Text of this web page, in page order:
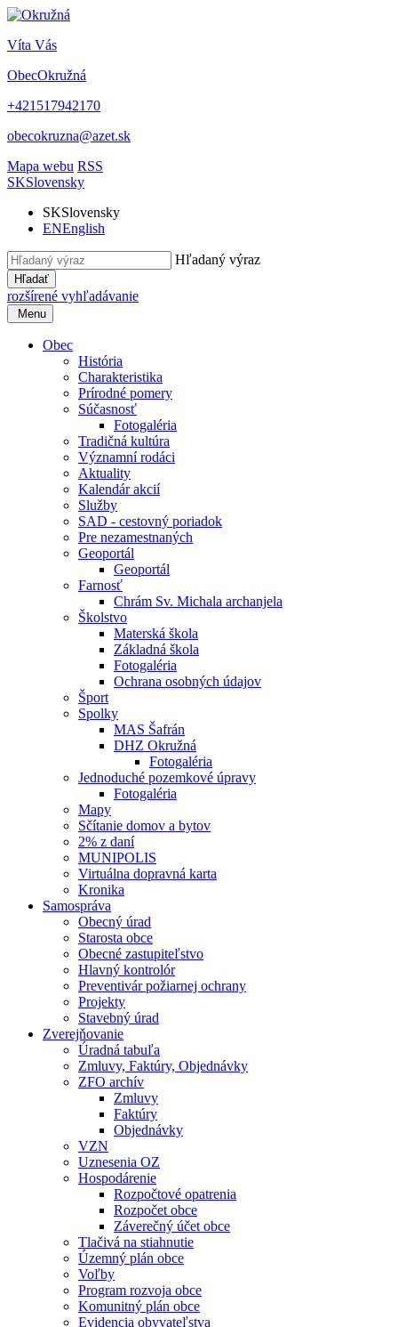
Víta Vás
ObecOkružná
+421517942170
obecokruzna@azet.sk
Mapa webu RSS
SKSlovensky
SKSlovensky
ENEnglish
Hľadaný výraz
Hľadať
rozšírené vyhľadávanie
Menu
Obec
História
Charakteristika
Prírodné pomery
Súčasnosť
Fotogaléria
Tradičná kultúra
Významní rodáci
Aktuality
Kalendár akcií
Služby
SAD - cestovný poriadok
Pre nezamestnaných
Geoportál
Geoportál
Farnosť
Chrám Sv. Michala archanjela
Školstvo
Materská škola
Základná škola
Fotogaléria
Ochrana osobných údajov
Šport
Spolky
MAS Šafrán
DHZ Okružná
Fotogaléria
Jednoduché pozemkové úpravy
Fotogaléria
Mapy
Sčítanie domov a bytov
2% z daní
MUNIPOLIS
Virtuálna dopravná karta
Kronika
Samospráva
Obecný úrad
Starosta obce
Obecné zastupiteľstvo
Hlavný kontrolór
Preventivár požiarnej ochrany
Projekty
Stavebný úrad
Zverejňovanie
Úradná tabuľa
Zmluvy, Faktúry, Objednávky
ZFO archív
Zmluvy
Faktúry
Objednávky
VZN
Uznesenia OZ
Hospodárenie
Rozpočtové opatrenia
Rozpočet obce
Záverečný účet obce
Tlačivá na stiahnutie
Územný plán obce
Voľby
Program rozvoja obce
Komunitný plán obce
Evidencia obyvateľstva